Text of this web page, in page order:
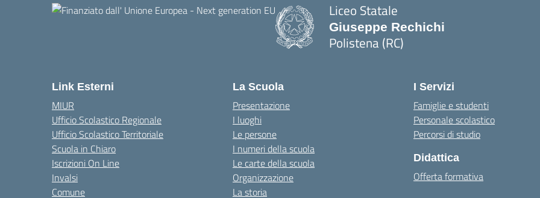
Liceo Statale
Giuseppe Rechichi
Polistena (RC)
Link Esterni
MIUR
Ufficio Scolastico Regionale
Ufficio Scolastico Territoriale
Scuola in Chiaro
Iscrizioni On Line
Invalsi
Comune
La Scuola
Presentazione
I luoghi
Le persone
I numeri della scuola
Le carte della scuola
Organizzazione
La storia
I Servizi
Famiglie e studenti
Personale scolastico
Percorsi di studio
Didattica
Offerta formativa